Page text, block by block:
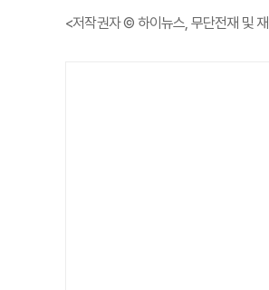
<저작권자 © 하이뉴스, 무단전재 및